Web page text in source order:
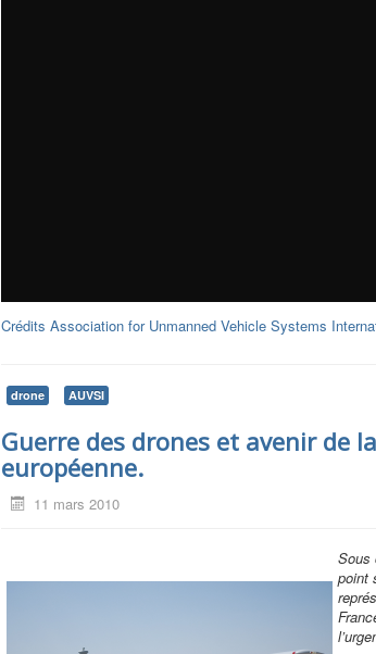
Crédits Association for Unmanned Vehicle Systems
drone AUVSI
Guerre des drones et avenir de
européenne.
11 mars 2010
Sous
point